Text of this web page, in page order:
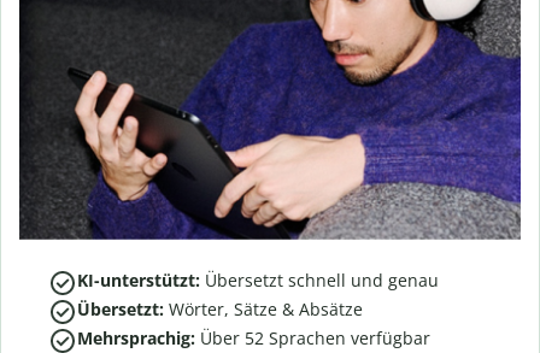
KI-unterstützt: Übersetzt schnell und genau
Übersetzt: Wörter, Sätze & Absätze
Mehrsprachig: Über 52 Sprachen verfügbar